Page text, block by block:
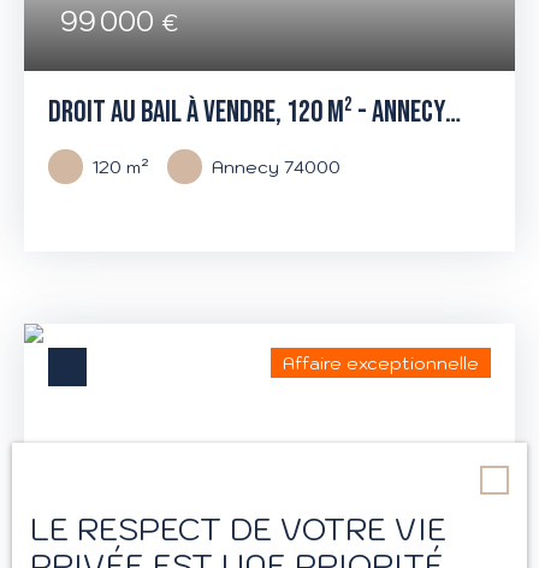
99 000€
DROIT AU BAIL À VENDRE, 120 M² - ANNECY
74000120m² Annecy 74000
Affaire exceptionnelle
LE RESPECT DE VOTRE VIE